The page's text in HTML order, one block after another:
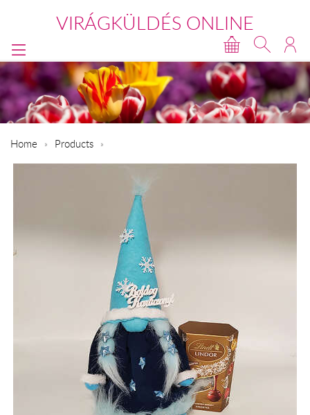
VIRÁGKÜLDÉS ONLINE
Home Products